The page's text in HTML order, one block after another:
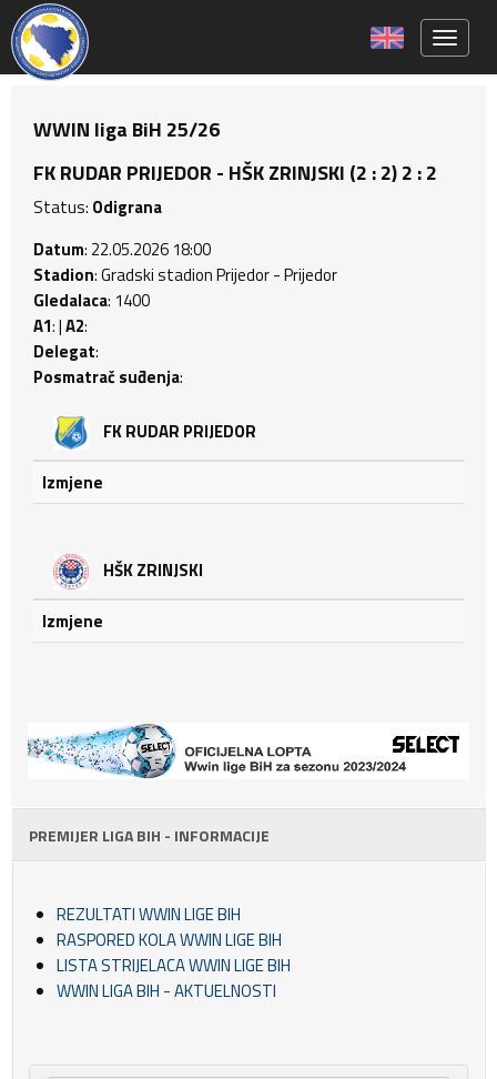
WWIN liga BiH 25/26
FK RUDAR PRIJEDOR - HŠK ZRINJSKI (2 : 2) 2 : 2
Status: Odigrana
Datum: 22.05.2026 18:00
Stadion: Gradski stadion Prijedor - Prijedor
Gledalaca: 1400
A1: |A2:
Delegat:
Posmatrač suđenja:
FK RUDAR PRIJEDOR
Izmjene
HŠK ZRINJSKI
Izmjene
PREMIJER LIGA BIH - INFORMACIJE
REZULTATI WWIN LIGE BIH
RASPORED KOLA WWIN LIGE BIH
LISTA STRIJELACA WWIN LIGE BIH
WWIN LIGA BIH - AKTUELNOSTI